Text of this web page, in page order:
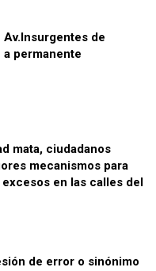
Av.Insurgentes de
permanente
mata, ciudadanos
mecanismos para
en las calles del
de error o sinónimo